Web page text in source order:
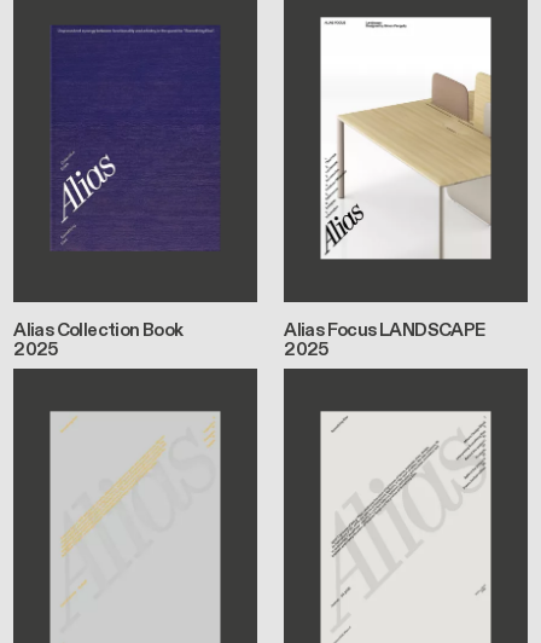
Alias Collection Book
2025
Alias Focus LANDSCAPE
2025